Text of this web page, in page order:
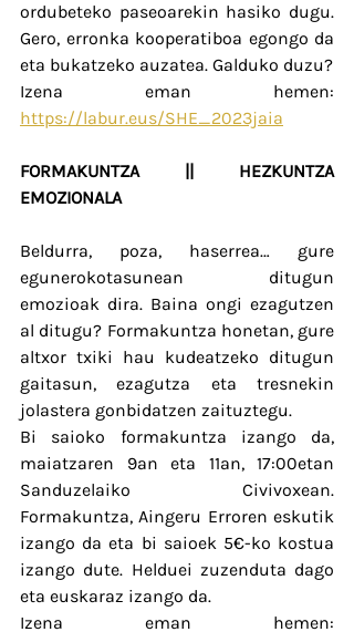
ordubeteko paseoarekin hasiko dugu.
Gero, erronka kooperatiboa egongo da
eta bukatzeko auzatea. Galduko duzu?
https://labur.eus/SHE_2023jaia
FORMAKUNTZA || HEZKUNTZA
EMOZIONALA
Beldurra, poza, haserrea… gure
egunerokotasunean ditugun
emozioak dira. Baina ongi ezagutzen
al ditugu? Formakuntza honetan, gure
altxor txiki hau kudeatzeko ditugun
gaitasun, ezagutza eta tresnekin
jolastera gonbidatzen zaituztegu.
Bi saioko formakuntza izango da,
maiatzaren 9an eta 11an, 17:00etan
Sanduzelaiko Civivoxean.
Formakuntza, Aingeru Erroren eskutik
izango da eta bi saioek 5€-ko kostua
izango dute. Helduei zuzenduta dago
eta euskaraz izango da.